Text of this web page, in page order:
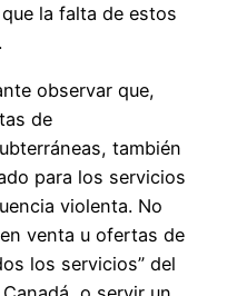
la falta de estos
observar que,
de
también
para los servicios
violenta. No
venta u ofertas de
los servicios” del